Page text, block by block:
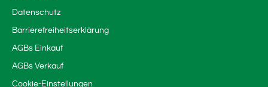
Datenschutz
Barrierefreiheitserklärung
AGBs Einkauf
AGBs Verkauf
Cookie-Einstellungen